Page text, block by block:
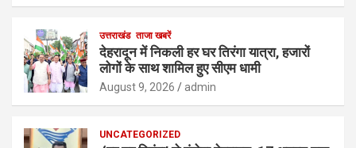
उत्तराखंड ताजा खबरें
देहरादून में निकली हर घर तिरंगा यात्रा, हजारों
लोगों के साथ शामिल हुए सीएम धामी
August 9, 2026 admin
UNCATEGORIZED